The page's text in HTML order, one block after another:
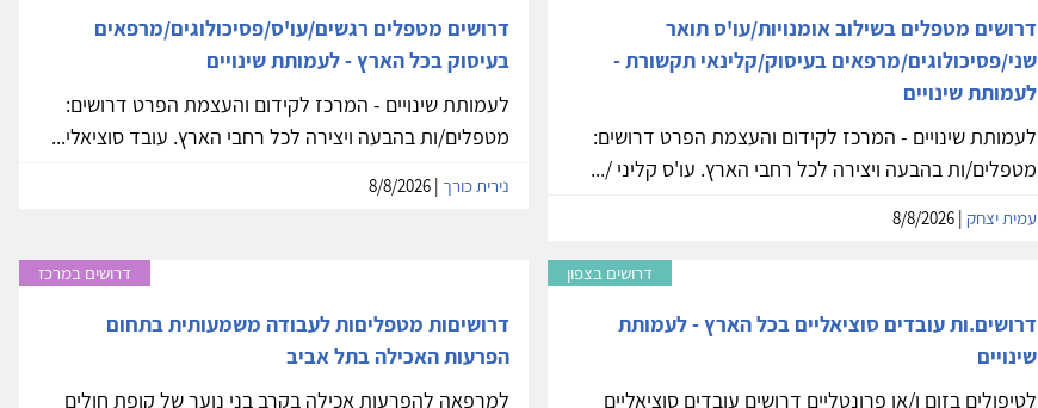
דרושים מטפלים בשילוב אומנויות/עו'ס תואר
שני/פסיכולוגים/מרפאים בעיסוק/קלינאי תקשורת -
לעמותת שינויים
לעמותת שינויים - המרכז לקידום והעצמת הפרט דרושים:
מטפלים/ות בהבעה ויצירה לכל רחבי הארץ. עו'ס קליני /...
עמית יצחק| 8/8/2026
דרושים מטפלים רגשים/עו'ס/פסיכולוגים/מרפאים
בעיסוק בכל הארץ - לעמותת שינויים
לעמותת שינויים - המרכז לקידום והעצמת הפרט דרושים:
מטפלים/ות בהבעה ויצירה לכל רחבי הארץ. עובד סוציאלי...
נירית כורך | 8/8/2026
דרושים בצפון
דרושים.ות עובדים סוציאליים בכל הארץ - לעמותת
שינויים
לטיפולים בזום ו/או פרונטליים דרושים עובדים סוציאליים
דרושים במרכז
דרושיםות מטפליםות לעבודה משמעותית בתחום
הפרעות האכילה בתל אביב
למרפאה להפרעות אכילה בקרב בני נוער של קופת חולים